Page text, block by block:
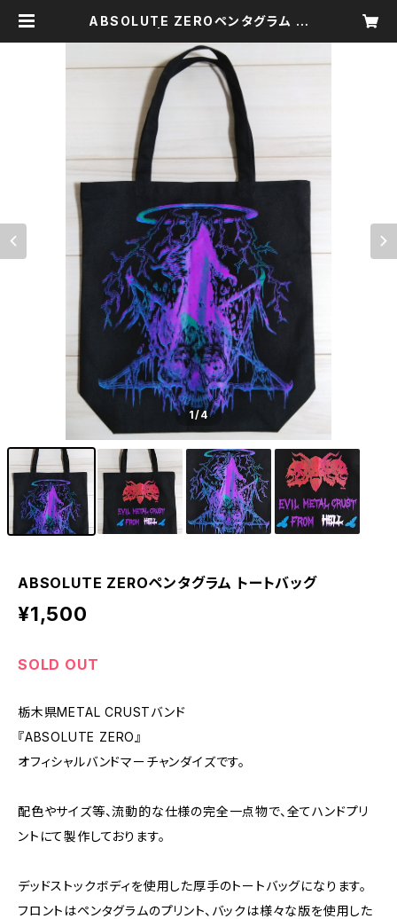
ABSOLUTE ZEROペンタグラム ト
unimatsu Print Manufactory
1/4
ABSOLUTE ZEROペンタグラム トートバッグ
¥1,500
SOLD OUT
栃木県METAL CRUSTバンド
『ABSOLUTE ZERO』
オフィシャルバンドマーチャンダイズです。
配色やサイズ等、流動的な仕様の完全一点物で、全てハンドプリ
ントにて製作しております。
デッドストックボディを使用した厚手のトートバッグになります。
フロントはペンタグラムのプリント、バックは様々な版を使用した